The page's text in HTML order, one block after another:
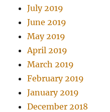
July 2019
June 2019
May 2019
April 2019
March 2019
February 2019
January 2019
December 2018